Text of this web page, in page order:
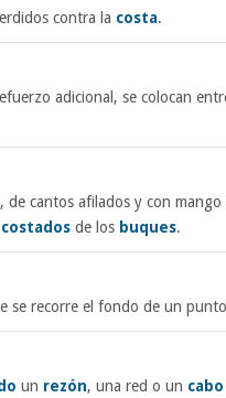
contra la costa.
adicional, se colocan
de cantos afilados y con
costados de los buques.
se recorre el fondo de un
un rezón, una red o un cabo